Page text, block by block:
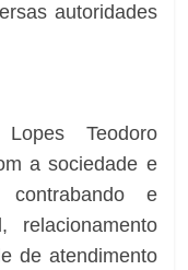
autoridades
Teodoro
a sociedade e
e
relacionamento
de atendimento